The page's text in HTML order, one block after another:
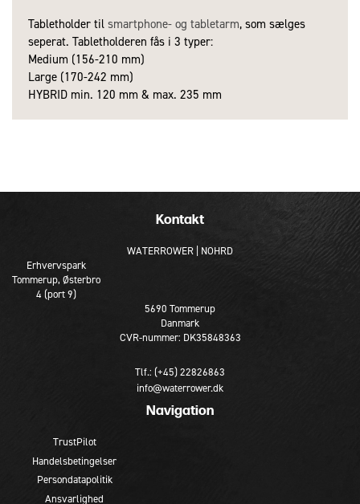
Tabletholder til smartphone- og tabletarm, som sælges
seperat. Tabletholderen fås i 3 typer:
Medium (156-210 mm)
Large (170-242 mm)
HYBRID min. 120 mm & max. 235 mm
Kontakt
WATERROWER | NOHRD
Erhvervspark
Tommerup, Østerbro
4 (port 9)
5690 Tommerup
Danmark
CVR-nummer: DK35848363
Tlf.: (+45) 22826863
info@waterrower.dk
Navigation
TrustPilot
Handelsbetingelser
Persondatapolitik
Ansvarlighed